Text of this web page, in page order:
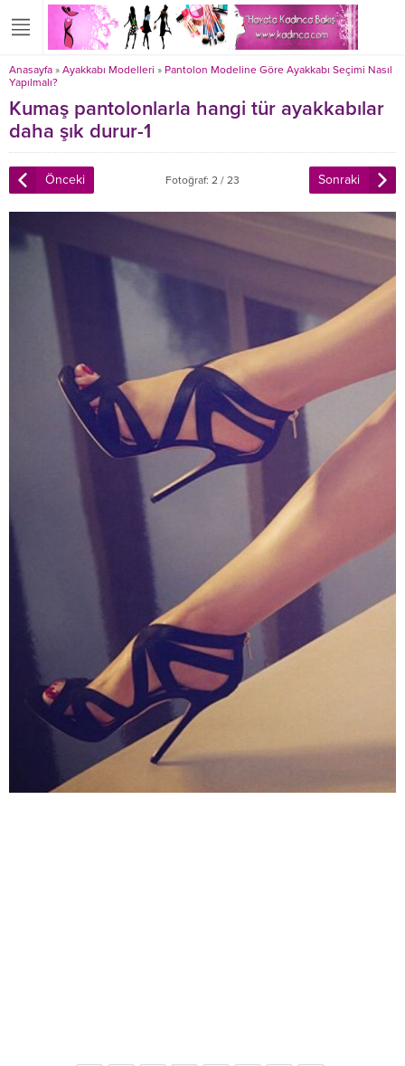
Anasayfa » Ayakkabı Modelleri » Pantolon Modeline Göre Ayakkabı Seçimi Nasıl
Yapılmalı?
Kumaş pantolonlarla hangi tür ayakkabılar
daha şık durur-1
Önceki Fotoğraf: 2 / 23 Sonraki